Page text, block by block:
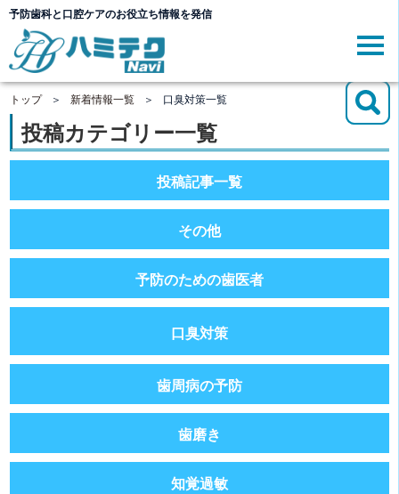
予防歯科と口腔ケアのお役立ち情報を発信
口臭対策一覧
トップ ＞ 新着情報一覧 ＞ 口臭対策一覧
投稿カテゴリー一覧
投稿記事一覧
その他
予防のための歯医者
口臭対策
歯周病の予防
歯磨き
知覚過敏